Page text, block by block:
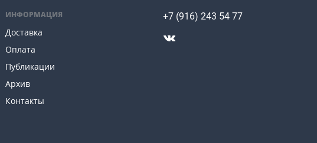
ИНФОРМАЦИЯ
Доставка
Оплата
Публикации
Архив
Контакты
+7 (916) 243 54 77